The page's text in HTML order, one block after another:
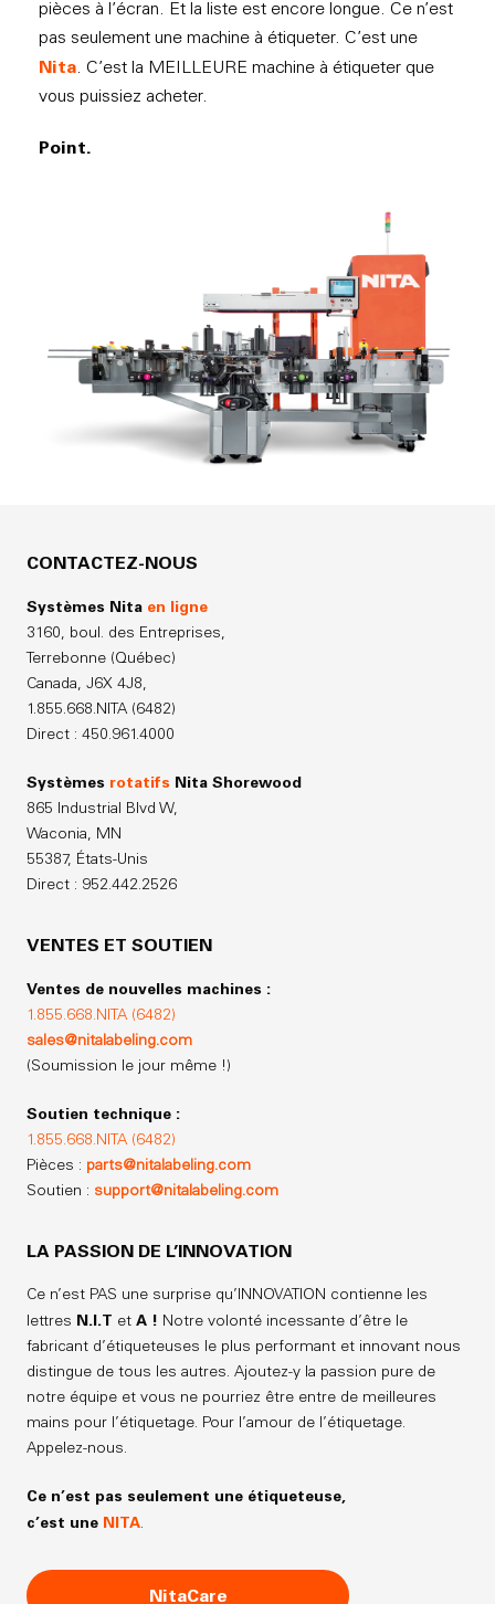
pièces à l’écran. Et la liste est encore longue. Ce n’est
pas seulement une machine à étiqueter. C’est une
Nita. C’est la MEILLEURE machine à étiqueter que
vous puissiez acheter.
Point.
CONTACTEZ-NOUS
Systèmes Nita en ligne
3160, boul. des Entreprises,
Terrebonne (Québec)
Canada,J6X 4J8,
1.855.668.NITA (6482)
Direct : 450.961.4000
Systèmes rotatifs Nita Shorewood
865 Industrial Blvd W,
Waconia, MN
55387, États-Unis
Direct : 952.442.2526
VENTES ET SOUTIEN
Ventes de nouvelles machines :
1.855.668.NITA (6482)
sales@nitalabeling.com
(Soumission le jour même !)
Soutien technique :
1.855.668.NITA (6482)
Pièces : parts@nitalabeling.com
Soutien : support@nitalabeling.com
LA PASSION DE L’INNOVATION
Ce n’est PAS une surprise qu’INNOVATION contienne les
lettres N.I.T et A ! Notre volonté incessante d’être le
fabricant d’étiqueteuses le plus performant et innovant nous
distingue de tous les autres. Ajoutez-y la passion pure de
notre équipe et vous ne pourriez être entre de meilleures
mains pour l’étiquetage. Pour l’amour de l’étiquetage.
Appelez-nous.
Ce n’est pas seulement une étiqueteuse,
c’est une NITA.
NitaCare